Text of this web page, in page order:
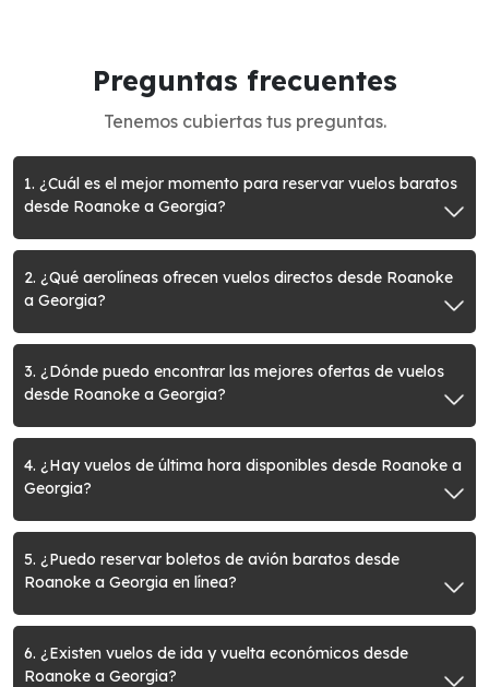
Preguntas frecuentes
Tenemos cubiertas tus preguntas.
1. ¿Cuál es el mejor momento para reservar vuelos baratos
desde Roanoke a Georgia?
2. ¿Qué aerolíneas ofrecen vuelos directos desde Roanoke
a Georgia?
3. ¿Dónde puedo encontrar las mejores ofertas de vuelos
desde Roanoke a Georgia?
4. ¿Hay vuelos de última hora disponibles desde Roanoke a
Georgia?
5. ¿Puedo reservar boletos de avión baratos desde
Roanoke a Georgia en línea?
6. ¿Existen vuelos de ida y vuelta económicos desde
Roanoke a Georgia?